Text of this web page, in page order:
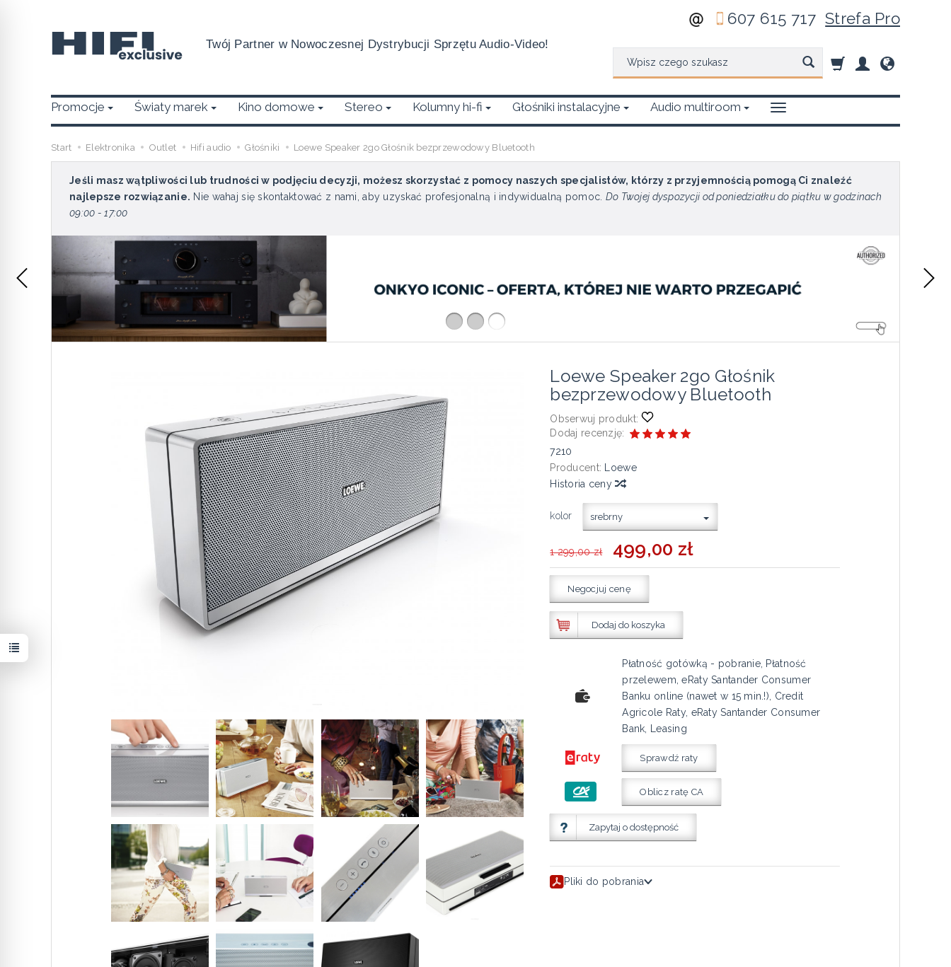
Twój Partner w Nowoczesnej Dystrybucji Sprzętu Audio-Video!
607 615 717Strefa Pro
Promocje Światy marek Kino domowe Stereo Kolumny hi-fi Głośniki instalacyjne Audio multiroom
Start Elektronika Outlet Hifi audio Głośniki Loewe Speaker 2go Głośnik bezprzewodowy Bluetooth
Jeśli masz wątpliwości lub trudności w podjęciu decyzji, możesz skorzystać z pomocy naszych specjalistów, którzy z przyjemnością pomogą Ci znaleźć
najlepsze rozwiązanie. Nie wahaj się skontaktować z nami, aby uzyskać profesjonalną i indywidualną pomoc. Do Twojej dyspozycji od poniedziałku do piątku w godzinach
09:00 - 17:00
Loewe Speaker 2go Głośnik
bezprzewodowy Bluetooth
Obserwuj produkt:
Dodaj recenzję:
7210
Producent:
Loewe
Historia ceny
kolor srebrny
1 299,00 zł 499,00 zł
Negocjuj cenę
Dodaj do koszyka
Płatność gotówką - pobranie, Płatność
przelewem, eRaty Santander Consumer
Banku online (nawet w 15 min.!), Credit
Agricole Raty, eRaty Santander Consumer
Bank, Leasing
Sprawdź raty
Oblicz ratę CA
Zapytaj o dostępność
Pliki do pobrania